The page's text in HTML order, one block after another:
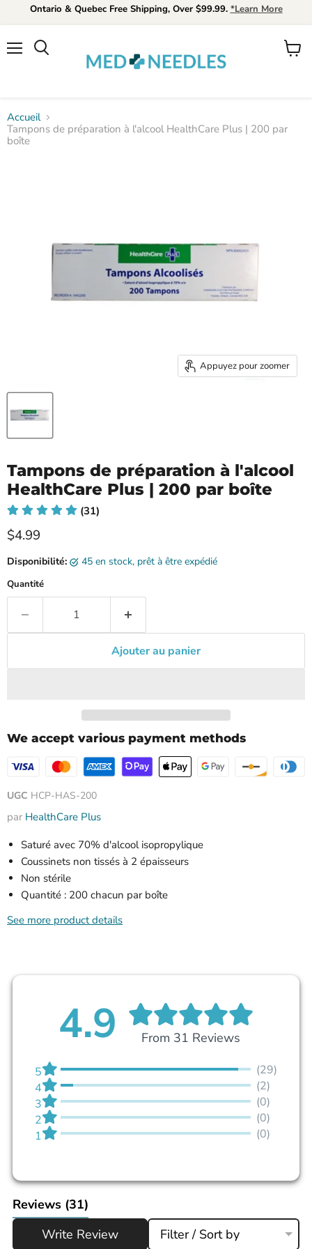
Ontario & Quebec Free Shipping, Over $99.99. *Learn More
Rechercher
Voir
Accueil
Tampons de préparation à l'alcool HealthCare Plus | 200 par
boîte
Appuyez pour zoomer
Tampons de préparation à l'alcool
HealthCare Plus | 200 par boîte
(31)
Prix ​​actuel
$4.99
Disponibilité: 45 en stock, prêt à être expédié
Quantité
Ajouter au panier
We accept various payment methods
UGC HCP-HAS-200
par HealthCare Plus
Saturé avec 70% d'alcool isopropylique
Coussinets non tissés à 2 épaisseurs
Non stérile
Quantité : 200 chacun par boîte
See more product details
4.9 From 31 Reviews
5
(29)
4
(2)
3
(0)
2
(0)
1
(0)
Reviews (31)
Write Review
Filter / Sort by